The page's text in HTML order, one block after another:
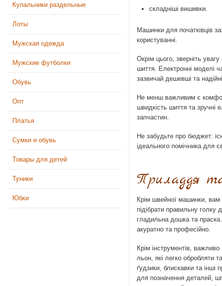
Купальники раздельные
Лоты
Мужская одежда
Мужские футболки
Обувь
Опт
Платья
Сумки и обувь
Товары для детей
Туники
Юбки
складніші вишивки.
Машинки для початківців
користуванні.
Окрім цього, зверніть
шиття. Електронні моделі
зазвичай дешевші та
Не менш важливим є
швидкість шиття та зручні
запчастин.
Не забудьте про бюджет:
ідеального помічника для
Приладдя
Крім швейної машинки, вам
підібрати правильну голку
гладильна дошка та
акуратно та професійно.
Крім інструментів,
льон, які легко обробляти
ґудзики, блискавки та інші
для позначення деталей,